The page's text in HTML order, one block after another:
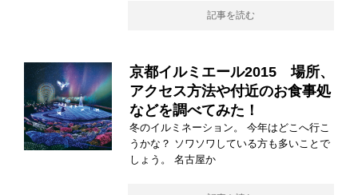
記事を読む
京都イルミエール2015 場所、
アクセス方法や付近のお食事処
などを調べてみた！
冬のイルミネーション。 今年はどこへ行こ
うかな？ ソワソワしている方も多いことで
しょう。 名古屋か